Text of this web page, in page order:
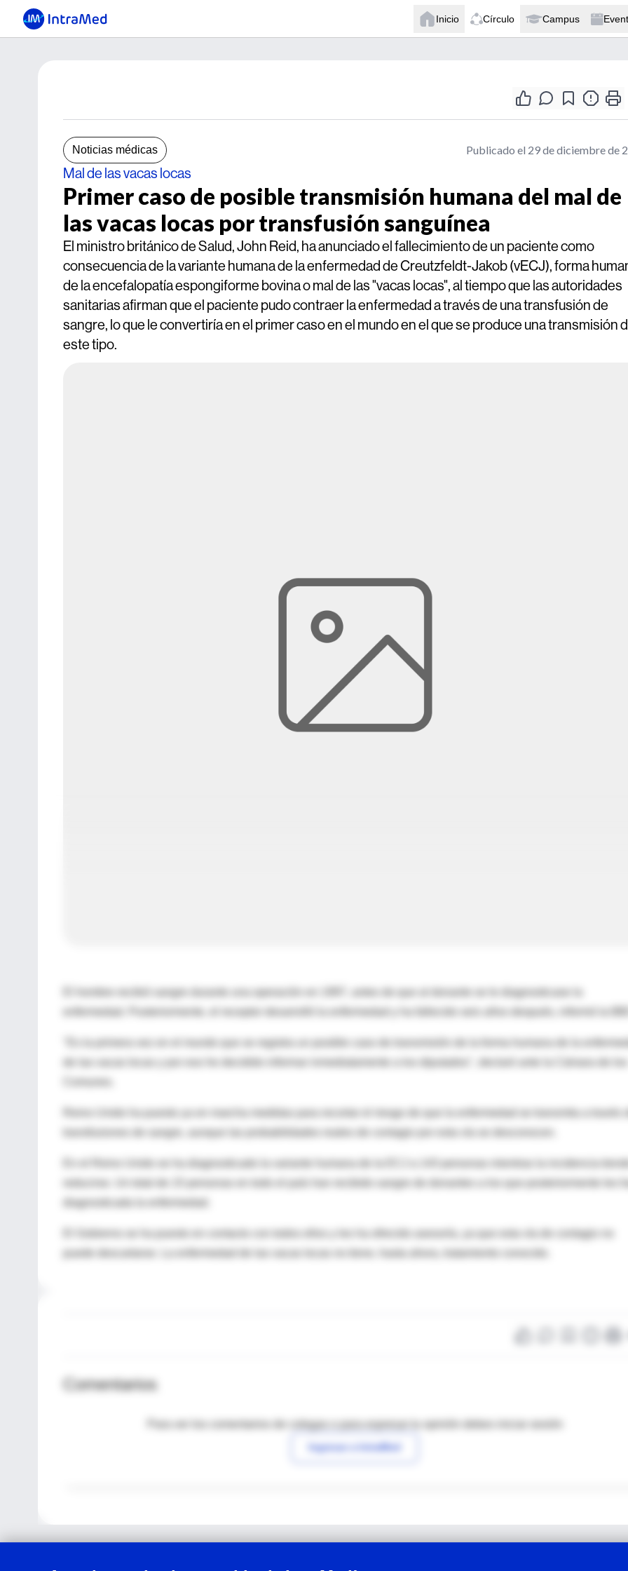
Inicio Círculo Campus
Noticias médicas Publicado el 29 de diciembre de
Mal de las vacas locas
Primer caso de posible transmisión humana del mal de
las vacas locas por transfusión sanguínea
El ministro británico de Salud, John Reid, ha anunciado el fallecimiento de un paciente como
consecuencia de la variante humana de la enfermedad de Creutzfeldt-Jakob (vECJ), forma
de la encefalopatía espongiforme bovina o mal de las "vacas locas", al tiempo que las autoridades
sanitarias afirman que el paciente pudo contraer la enfermedad a través de una transfusión de
sangre, lo que le convertiría en el primer caso en el mundo en el que se produce una transmisión
este tipo.
El hombre recibió sangre durante una operación en 1997, antes de que al donante se le diagnosticase la
"Es la primera vez en el mundo que se registra un posible caso de transmisión de la forma humana de la
Reino Unido ha puesto ya en marcha medidas para recortar el riesgo de que la enfermedad se transmita a través
transfusiones de sangre, aunque las probabilidades reales de contagio por esta vía se desconocen.
En el Reino Unido se ha diagnosticado la variante humana de la ECJ a 143 personas mientras la incidencia
reducirse. Un total de 15 personas en todo el país han recibido sangre de donantes a los que posteriormente les
diagnosticada la enfermedad.
El Gobierno se ha puesto en contacto con todos ellos y les ha ofrecido asesoría, ya que esta vía de contagio no
Comentarios
Para ver los comentarios de colegas o para expresar tu opinión debes iniciar sesión
Ingresar a IntraMed